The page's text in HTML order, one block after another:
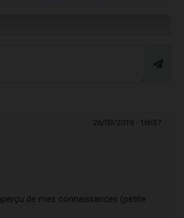
26/03/2019 - 16h37
de mes connaissances (petite